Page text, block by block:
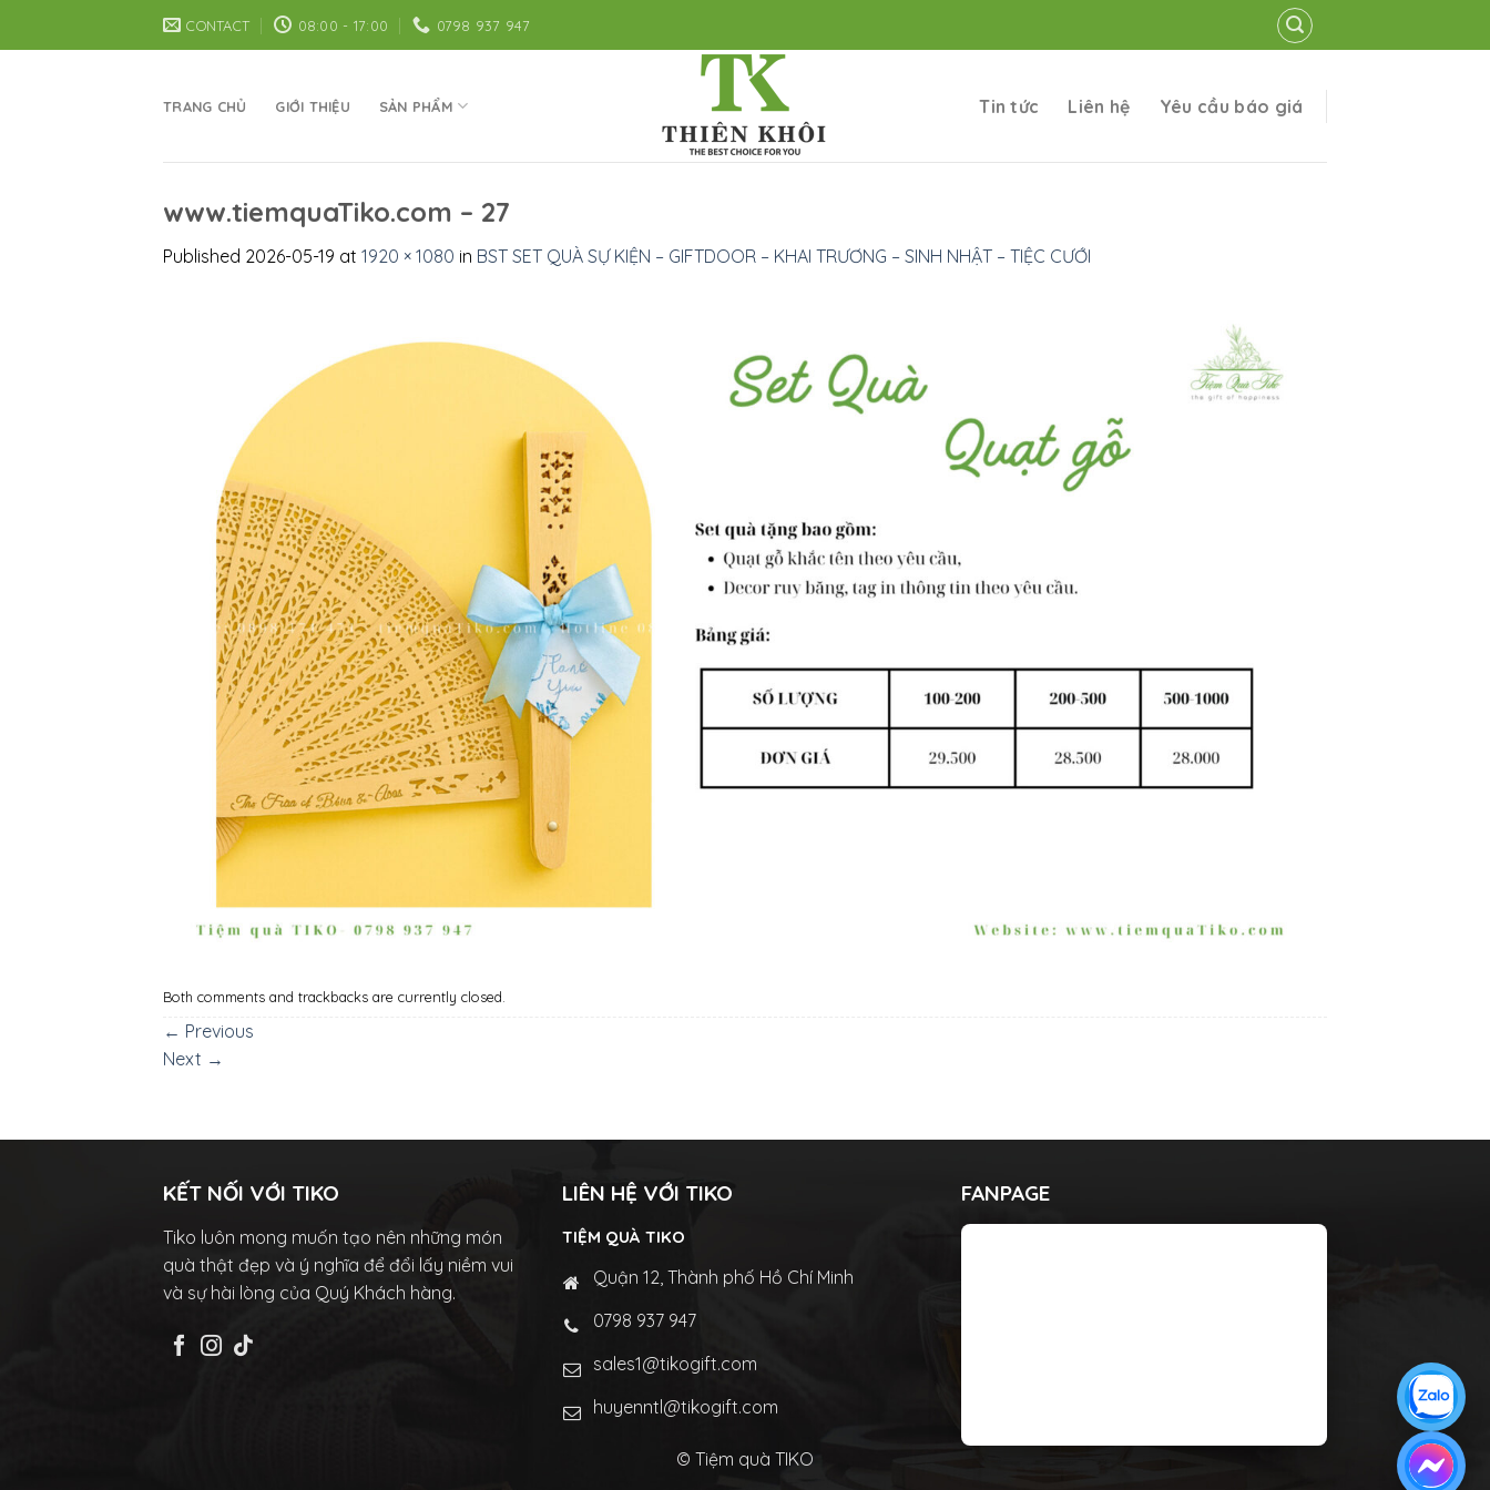
CONTACT 08:00 - 17:00 0798 937 947
TRANG CHỦ GIỚI THIỆU SẢN PHẨM Tin tức Liên hệ Yêu cầu báo giá
www.tiemquaTiko.com – 27
Published 2026-05-19 at 1920 × 1080 in BST SET QUÀ SỰ KIỆN – GIFTDOOR – KHAI TRƯƠNG – SINH NHẬT – TIỆC CƯỚI
Both comments and trackbacks are currently closed.
← Previous
Next →
KẾT NỐI VỚI TIKO
Tiko luôn mong muốn tạo nên những món
quà thật đẹp và ý nghĩa để đổi lấy niềm vui
và sự hài lòng của Quý Khách hàng.
LIÊN HỆ VỚI TIKO
TIỆM QUÀ TIKO
Quận 12, Thành phố Hồ Chí Minh
0798 937 947
sales1@tikogift.com
huyenntl@tikogift.com
FANPAGE
© Tiệm quà TIKO